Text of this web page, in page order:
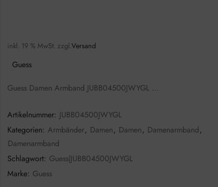
inkl. 19 % MwSt. zzgl.Versand
Guess
Guess Damen Armband JUBB04500JWYGL …
Artikelnummer: JUBB04500JWYGL
Kategorien: Armbänder, Damen, Damen, Damenarmband,
Damenarmband
Schlagwort: Guess|JUBB04500JWYGL
Marke: Guess